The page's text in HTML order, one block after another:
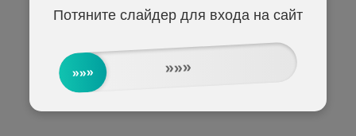
Потяните слайдер для входа на сайт
»»»
»»»